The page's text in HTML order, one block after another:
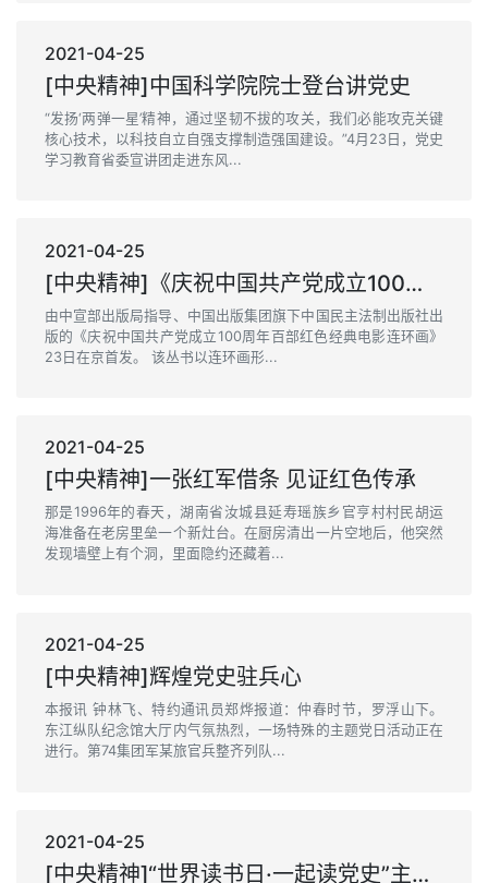
2021-04-25
[中央精神]中国科学院院士登台讲党史
“发扬‘两弹一星’精神，通过坚韧不拔的攻关，我们必能攻克关键
核心技术，以科技自立自强支撑制造强国建设。”4月23日，党史
学习教育省委宣讲团走进东风...
2021-04-25
[中央精神]《庆祝中国共产党成立100周年百部红色经典电影连环画》首发
由中宣部出版局指导、中国出版集团旗下中国民主法制出版社出
版的《庆祝中国共产党成立100周年百部红色经典电影连环画》
23日在京首发。 该丛书以连环画形...
2021-04-25
[中央精神]一张红军借条 见证红色传承
那是1996年的春天，湖南省汝城县延寿瑶族乡官亨村村民胡运
海准备在老房里垒一个新灶台。在厨房清出一片空地后，他突然
发现墙壁上有个洞，里面隐约还藏着...
2021-04-25
[中央精神]辉煌党史驻兵心
本报讯 钟林飞、特约通讯员郑烨报道：仲春时节，罗浮山下。
东江纵队纪念馆大厅内气氛热烈，一场特殊的主题党日活动正在
进行。第74集团军某旅官兵整齐列队...
2021-04-25
[中央精神]“世界读书日·一起读党史”主题网络活动举办